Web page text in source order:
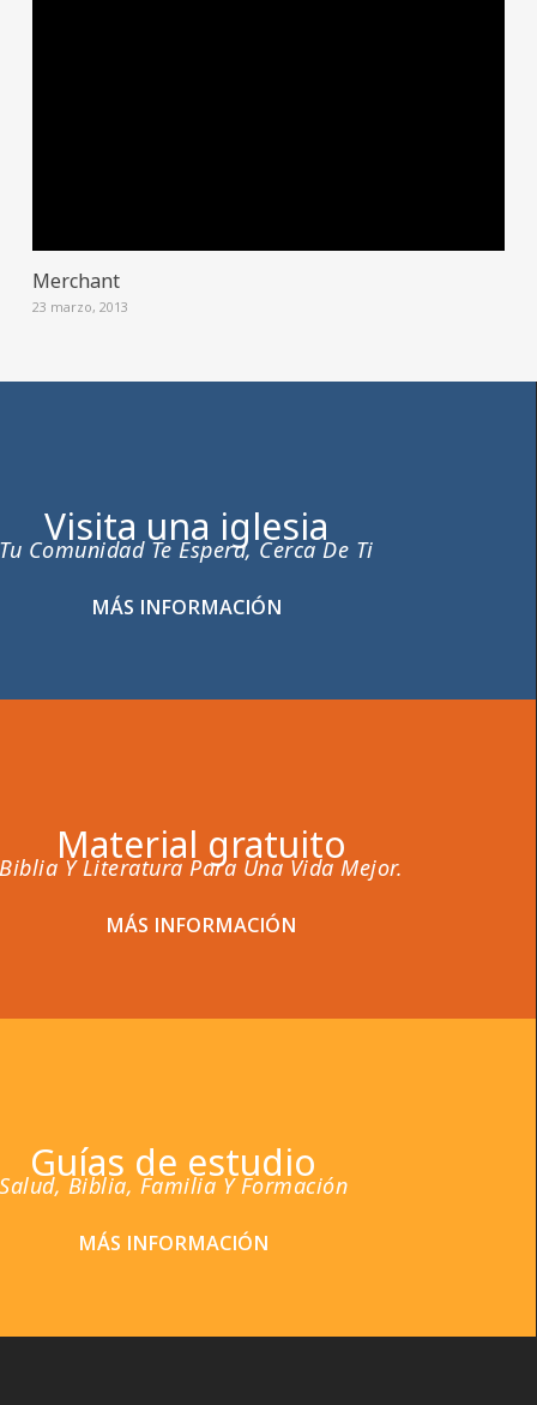
Merchant
23 marzo, 2013
Visita una iglesia
Tu Comunidad Te Espera, Cerca De Ti
MÁS INFORMACIÓN
Material gratuito
Biblia Y Literatura Para Una Vida Mejor.
MÁS INFORMACIÓN
Guías de estudio
Salud, Biblia, Familia Y Formación
MÁS INFORMACIÓN